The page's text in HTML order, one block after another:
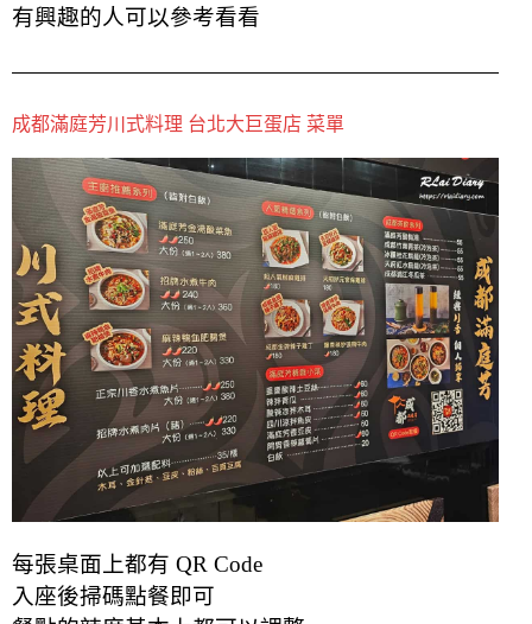
有興趣的人可以參考看看
成都滿庭芳川式料理 台北大巨蛋店 菜單
每張桌面上都有 QR Code
入座後掃碼點餐即可